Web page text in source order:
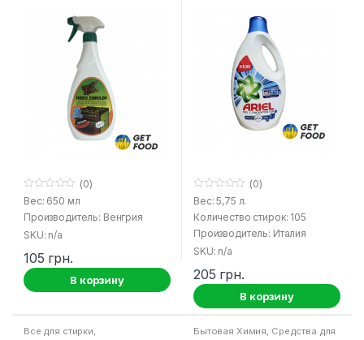
0
o
u
o
5
(0)
Вес: 650 мл
Производитель: Венгрия
SKU: n/a
105 грн.
В корзину
0
o
u
o
f
5
(0)
Вес: 5,75 л.
Количество стирок: 105
Производитель: Италия
SKU: n/a
205 грн.
В корзину
Все для стирки, Бытовая Химия, Средства для